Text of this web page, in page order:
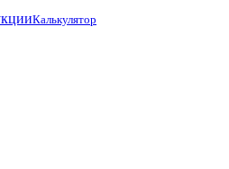
Калькулятор